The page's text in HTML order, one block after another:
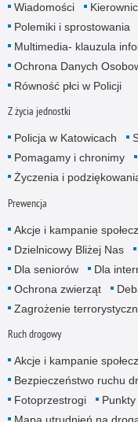
Wiadomości
Polemiki i sprostowania
Multimedia- klauzula
Ochrona Danych
Równość płci w Policji
Z życia jednostki
Policja w Katowicach
Pomagamy i chronimy
Życzenia i
Prewencja
Akcje i kampanie
Dzielnicowy Bliżej Nas
Dla seniorów
Dla
Ochrona zwierząt
Zagrożenie
Ruch drogowy
Akcje i kampanie
Bezpieczeństwo ruchu
Fotoprzestrogi
Mapa utrudnień na